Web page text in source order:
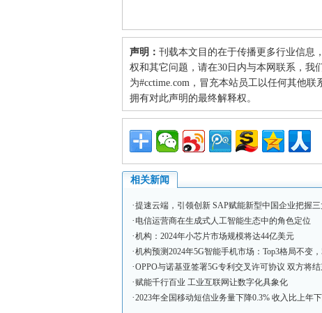
声明： 刊载本文目的在于传播更多行业信息
权和其它问题，请在30日内与本网联系，我
为#cctime.com，冒充本站员工以任何其他
拥有对此声明的最终解释权。
相关新闻
·提速云端，引领创新 SAP赋能新型中国企业把握
· 电信运营商在生成式人工智能生态中的角色定位
·机构：2024年小芯片市场规模将达44亿美元
·机构预测2024年5G智能手机市场：Top3格局不变
·OPPO与诺基亚签署5G专利交叉许可协议 双方将
·赋能千行百业 工业互联网让数字化具象化
·2023年全国移动短信业务量下降0.3% 收入比上年